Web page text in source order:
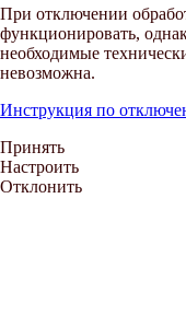
При отключении
функционировать,
необходимые
невозможна.
Инструкция по
Принять
Настроить
Отклонить